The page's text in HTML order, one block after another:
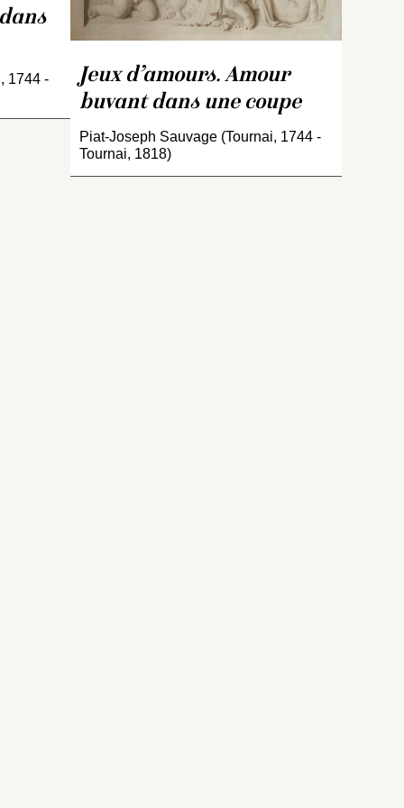
1744 -
Jeux d’amours. Amour
buvant dans une coupe
Piat-Joseph Sauvage (Tournai, 1744 -
Tournai, 1818)